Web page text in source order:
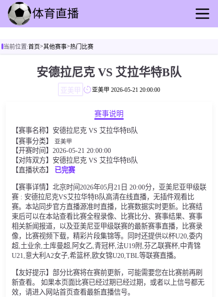
足球直播
其他赛事
当前位置:首页>其他赛事>热门比赛
安德拉尼克 VS 艾拉华特B队
亚美甲 亚美甲 2026-05-21 20:00:00
赛事说明
【赛事名称】安德拉尼克 VS 艾拉华特B队
【赛事分类】 亚美甲
【开赛时间】2026-05-21 20:00:00
【对阵双方】安德拉尼克 VS 艾拉华特B队
【直播状态】
已完赛
【赛事详情】北京时间2026年05月21日 20:00分，亚美尼亚甲级联
赛 : 安德拉尼克VS艾拉华特B队高清在线直播，无插件观看比
赛。本站同步官方直播源准时直播，比赛数据实时更新。比赛结
束后可以在本站查看比赛全程录像、比赛比分、赛事结果、赛事
相关新闻报道，以及亚美尼亚甲级联赛的最新赛事直播，比赛录
像，比赛视频下载，精彩片段集锦等。同时还提供以杯U20,委内
超,土业余,土库曼超,阿女乙,青冠杯,法U19附,芬乙联赛杯,中青锦
U21,意大利A2女子,希篮杯,欧女锦U20,TBL等联赛直播。
【友好提示】部分比赛将在赛前更新，可能需要您在比赛前再刷
新查看。 如果本页面比赛已经过期已经过期，或者以上信号都无
效，请进入网站首页查看最新直播信号。